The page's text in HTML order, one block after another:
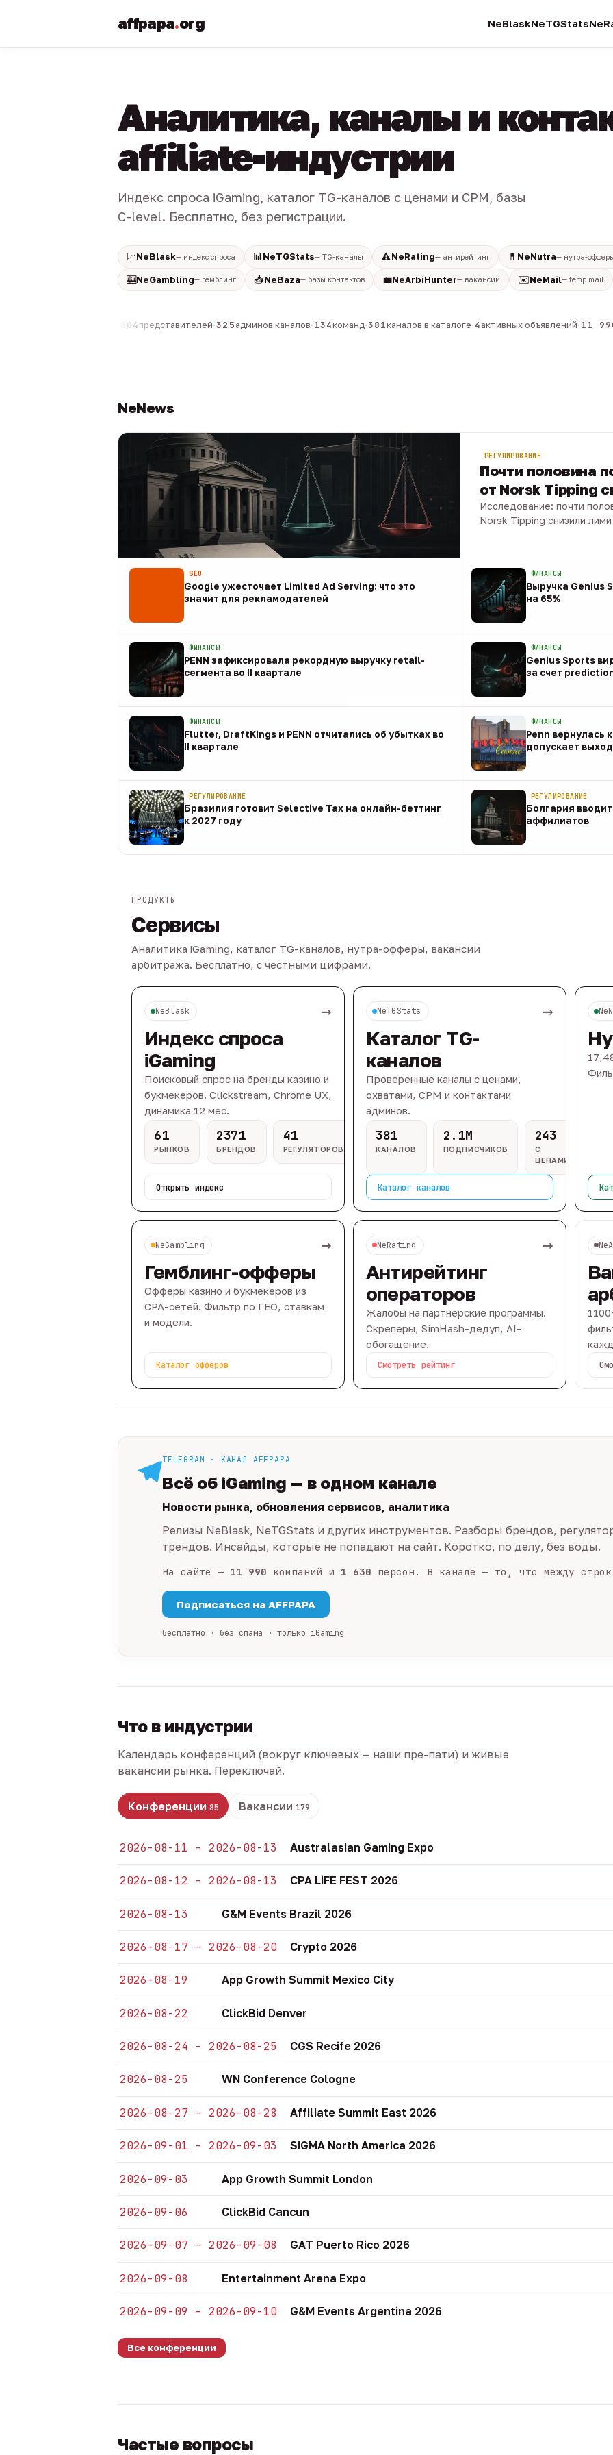
affpapa.org NeBlaskNeTGStats
Аналитика, каналы и
affiliate-индустрии
Индекс спроса iGaming, каталог TG-каналов с ценами и CPM, базы
C-level. Бесплатно, без регистрации.
📈NeBlask— индекс спроса 📊 NeTGStats— TG-каналы ⚠️NeRating— антирейтинг 💊 NeNutra— нутра-
🎰NeGambling— гемблинг 📥NeBaza— базы контактов 💼NeArbiHunter— вакансии ✉️NeMail— temp mail
804представителей·325админов каналов·134команд·381каналов в каталоге·4активных объявлений·11 990
NeNews
РЕГУЛИРОВАНИЕ
Почти половина
от Norsk Tipping
Исследование: почти
Norsk Tipping снизили
SEO
Google ужесточает Limited Ad Serving: что это
значит для рекламодателей
ФИНАНСЫ
Выручка Genius
на 65%
08 авг
ФИНАНСЫ
PENN зафиксировала рекордную выручку retail-
сегмента во II квартале
ФИНАНСЫ
Genius Sports
за счет
08 авг
ФИНАНСЫ
Flutter, DraftKings и PENN отчитались об убытках во
II квартале
ФИНАНСЫ
Penn вернулась
допускает
08 авг
РЕГУЛИРОВАНИЕ
Бразилия готовит Selective Tax на онлайн-беттинг
к 2027 году
РЕГУЛИРОВАНИЕ
Болгария
аффилиатов
08 авг
ПРОДУКТЫ
Сервисы
Аналитика iGaming, каталог TG-каналов, нутра-офферы, вакансии
арбитража. Бесплатно, с честными цифрами.
NeBlask →
Индекс спроса
iGaming
Поисковый спрос на бренды казино и
букмекеров. Clickstream, Chrome UX,
динамика 12 мес.
61
РЫНКОВ
2371
БРЕНДОВ
41
РЕГУЛЯТОРОВ
Открыть индекс
NeTGStats →
Каталог TG-
каналов
Проверенные каналы с ценами,
охватами, CPM и контактами
админов.
381
КАНАЛОВ
2.1M
ПОДПИСЧИКОВ
243
С
ЦЕНАМИ
Каталог каналов
NeGambling →
Гемблинг-офферы
Офферы казино и букмекеров из
CPA-сетей. Фильтр по ГЕО, ставкам
и модели.
Каталог офферов
NeRating →
Антирейтинг
операторов
Жалобы на партнёрские программы.
Скреперы, SimHash-дедуп, AI-
обогащение.
Смотреть рейтинг
TELEGRAM · КАНАЛ AFFPAPA
Всё об iGaming — в одном канале
Новости рынка, обновления сервисов, аналитика
Релизы NeBlask, NeTGStats и других инструментов. Разборы брендов,
трендов. Инсайды, которые не попадают на сайт. Коротко, по делу, без воды.
На сайте — 11 990 компаний и 1 630 персон. В канале — то, что между
Подписаться на AFFPAPA
бесплатно · без спама · только iGaming
Что в индустрии
Календарь конференций (вокруг ключевых — наши пре-пати) и живые
вакансии рынка. Переключай.
Конференции 85 Вакансии 179
2026-08-11 - 2026-08-13 Australasian Gaming Expo
2026-08-12 - 2026-08-13 CPA LiFE FEST 2026
2026-08-13 G&M Events Brazil 2026
2026-08-17 - 2026-08-20 Crypto 2026
2026-08-19 App Growth Summit Mexico City
2026-08-22 ClickBid Denver
2026-08-24 - 2026-08-25 CGS Recife 2026
2026-08-25 WN Conference Cologne
2026-08-27 - 2026-08-28 Affiliate Summit East 2026
2026-09-01 - 2026-09-03 SiGMA North America 2026
2026-09-03 App Growth Summit London
2026-09-06 ClickBid Cancun
2026-09-07 - 2026-09-08 GAT Puerto Rico 2026
2026-09-08 Entertainment Arena Expo
2026-09-09 - 2026-09-10 G&M Events Argentina 2026
Все конференции
Частые вопросы